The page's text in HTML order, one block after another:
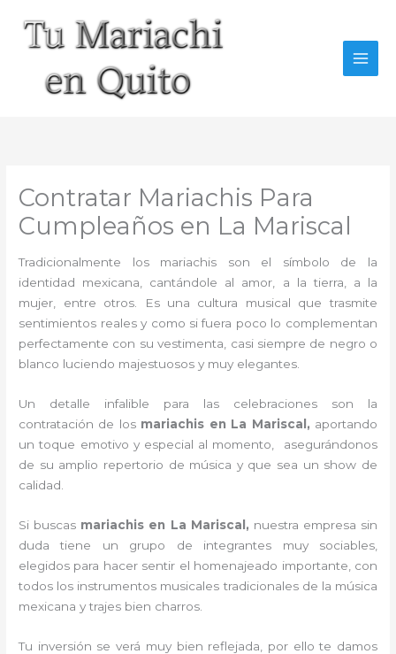
contenido
Contratar Mariachis Para
Cumpleaños en La Mariscal
Tradicionalmente los mariachis son el símbolo de la
identidad mexicana, cantándole al amor, a la tierra, a la
mujer, entre otros. Es una cultura musical que trasmite
sentimientos reales y como si fuera poco lo complementan
perfectamente con su vestimenta, casi siempre de negro o
blanco luciendo majestuosos y muy elegantes.
Un detalle infalible para las celebraciones son la
contratación de losmariachis en La Mariscal, aportando
un toque emotivo y especial al momento, asegurándonos
de su amplio repertorio de música y que sea un show de
calidad.
Si buscas mariachis en La Mariscal, nuestra empresa sin
duda tiene un grupo de integrantes muy sociables,
elegidos para hacer sentir el homenajeado importante, con
todos los instrumentos musicales tradicionales de la música
mexicana y trajes bien charros.
Tu inversión se verá muy bien reflejada, por ello te damos